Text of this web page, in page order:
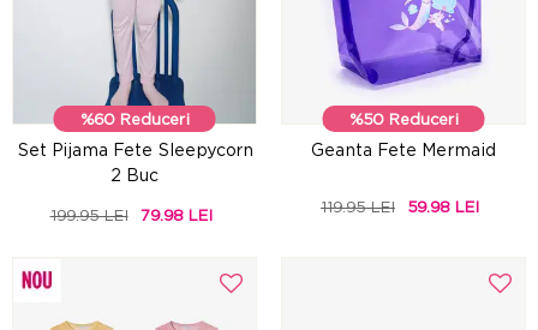
%60 Reduceri
Set Pijama Fete Sleepycorn
2 Buc
199.95 LEI 79.98 LEI
%50 Reduceri
Geanta Fete Mermaid
119.95 LEI 59.98 LEI